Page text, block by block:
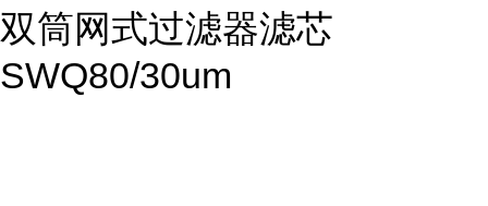
双筒网式过滤器滤芯
SWQ80/30um